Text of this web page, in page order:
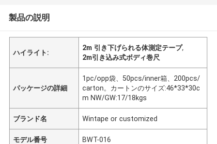
製品の説明
ハイライト:
2m 引き下げられる体測定テープ,
2m引き込み式ボディ巻尺
パッケージの詳細
1pc/opp袋、50pcs/inner箱、200pcs/
carton。カートンのサイズ:46*33*30c
m NW/GW:17/18kgs
ブランド名 Wintape or customized
モデル番号 BWT-016